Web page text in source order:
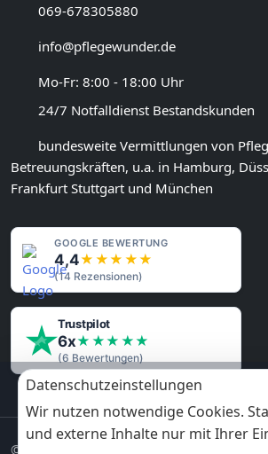
069-678305880
info@pflegewunder.de
Mo-Fr: 8:00 - 18:00 Uhr
24/7 Notfalldienst Bestandskunden
bundesweite Vermittlungen von
Betreuungskräften, u.a. in Hamburg,
Frankfurt Stuttgart und München
GOOGLE BEWERTUNG
4,4★★★★★
(14 Rezensionen)
Trustpilot
6x★★★★★
(6 Bewertungen)
© 2013-2026 Pflegewunder.de - Alle
Datenschutzeinstellungen
Wir nutzen notwendige Cookies.
und externe Inhalte nur mit Ihrer